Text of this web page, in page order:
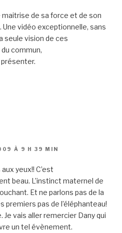
de sa force et de son
vidéo exceptionnelle, sans
seule vision de ces
commun,
À 9 H 39 MIN
aux yeux!! C’est
beau. L’instinct maternel de
Et ne parlons pas de la
premiers pas de l’éléphanteau!
Je vais aller remercier Dany qui
un tel évènement.